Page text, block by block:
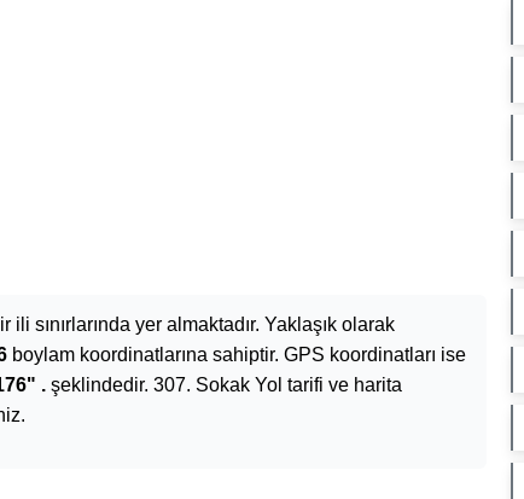
ili sınırlarında yer almaktadır. Yaklaşık olarak
boylam koordinatlarına sahiptir. GPS koordinatları ise
. şeklindedir. 307. Sokak Yol tarifi ve harita